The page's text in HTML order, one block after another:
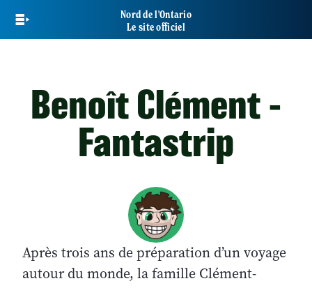
main
Nord de l'Ontario
Le site officiel
Benoît Clément -
Fantastrip
Après trois ans de préparation d’un voyage
autour du monde, la famille Clément-